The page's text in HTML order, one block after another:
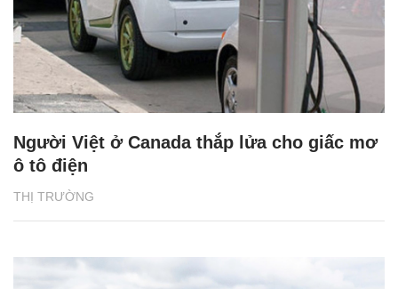
THỊ TRƯỜNG
Người Việt ở Canada thắp lửa cho giấc mơ
ô tô điện